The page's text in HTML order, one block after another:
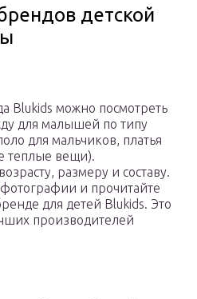
детской
Blukids можно посмотреть
для малышей по типу
для мальчиков, платья
теплые вещи).
размеру и составу.
и прочитайте
для детей Blukids. Это
производителей